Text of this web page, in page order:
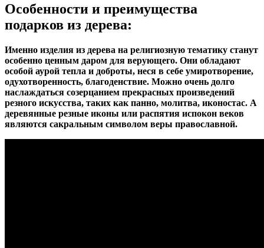
Особенности и преимущества
подарков из дерева:
Именно изделия из дерева на религиозную тематику станут
особенно ценным даром для верующего. Они обладают
особой аурой тепла и доброты, неся в себе умиротворение,
одухотворенность, благоденствие. Можно очень долго
наслаждаться созерцанием прекрасных произведений
резного искусства, таких как панно, молитва, иконостас. А
деревянные резные иконы или распятия испокон веков
являются сакральным символом веры православной.